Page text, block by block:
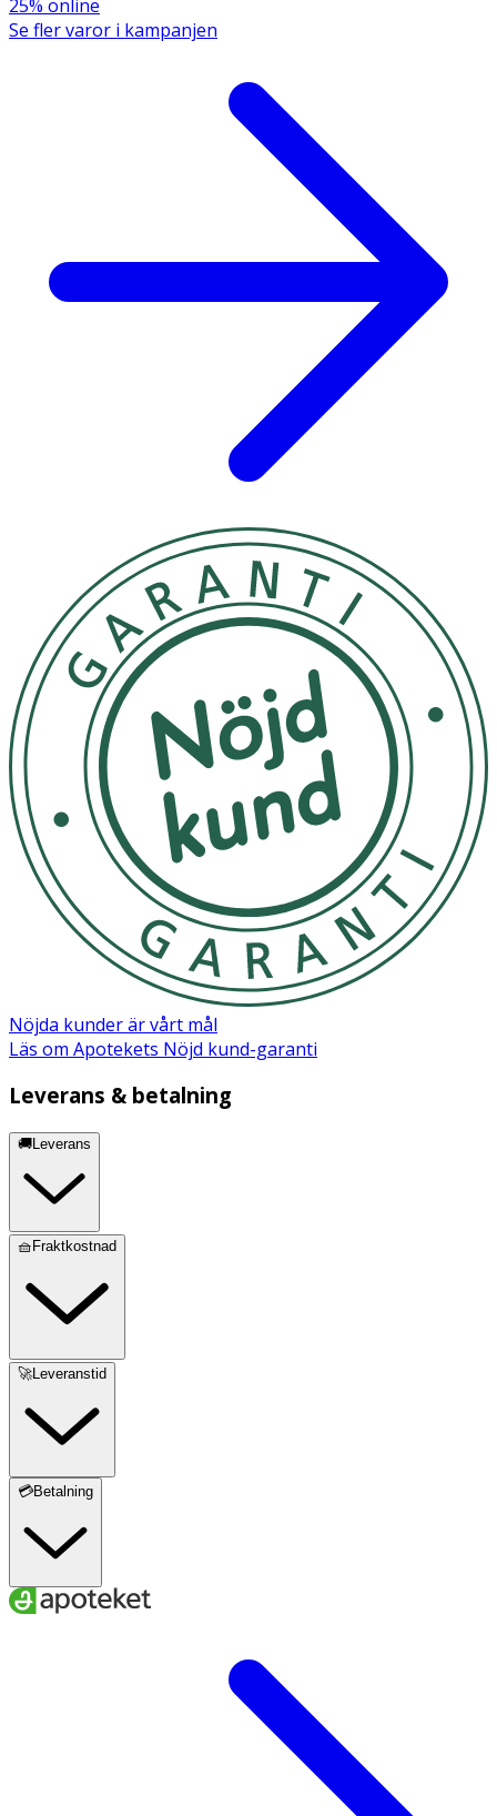
Förvaras i rumstemperatur, skyddat från ljus och utom
räckhåll för små barn.
Aqua, Sodium Laureth Sulfate, Glycol Distearate, Sodium
Cocoamphoacetate, Sodium Chloride, PEG-40
Hydrogenated Castor Oil, Glycerin, Cocamide MEA,
Polyquaternium-10, PEG -14 M, Propylene Glycol,
Diazolidinyl Urea, Iodopropynyl Butylcarbamate, Benzoic
25% online
Se fler varor i kampanjen
Nöjda kunder är vårt mål
Läs om Apotekets Nöjd kund-garanti
Leverans & betalning
🚚Leverans
🧺Fraktkostnad
🚀Leveranstid
💳Betalning